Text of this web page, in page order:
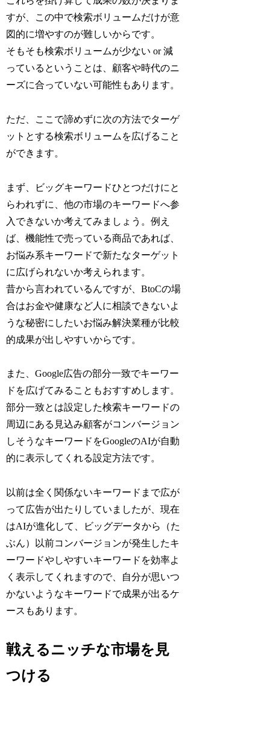
すが、この中で検索ボリュームだけが意
図的に増やすのが難しいからです。
そもそも検索ボリュームが少ない or 減
っているということは、顧客や時代のニ
ーズに合っていない可能性もあります。
ただ、ここで諦めずに次の方法でターゲ
ットとする検索ボリュームを広げること
ができます。
まず、ビッグキーワードひとつだけにと
らわれずに、他の市場のキーワードへ参
入できないか考えてみましょう。例え
ば、機能性で売っている商品であれば、
お悩み系キーワードで新たなターゲット
に広げられないか考えられます。
昔から言われているんですが、BtoCの場
合はお金や健康など人に相談できないよ
うな秘密にしたいお悩み解決業種が比較
的成果が出しやすいからです。
また、Google広告の部分一致でキーワー
ドを広げてみることもおすすめします。
部分一致とは設定した検索キーワードの
周辺にある見込み顧客がコンバージョン
しそうなキーワードをGoogleのAIが自動
的に表示してくれる設定方法です。
以前は全く関係ないキーワードまで広が
って広告が出たりしていましたが、現在
はAIが進化して、ビッグデータから（た
ぶん）以前コンバージョンが発生したキ
ーワードやしやすいキーワードを効率よ
く表示してくれますので、自分が思いつ
かないようなキーワードで成果が出るケ
ースもあります。
戦えるニッチな市場を見
つける